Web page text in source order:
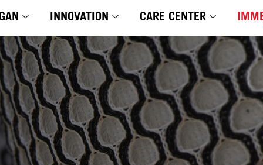
INNOVATION CARE CENTER